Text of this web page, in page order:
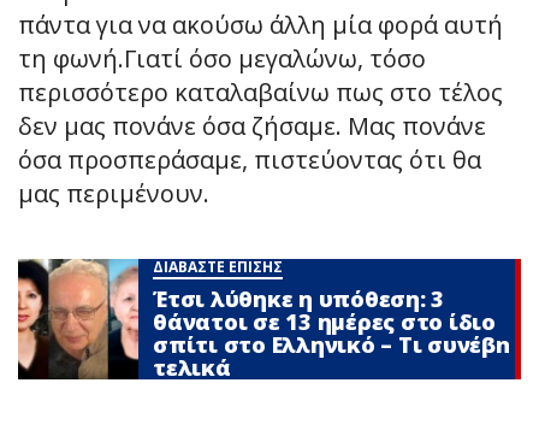
πάντα για να ακούσω άλλη μία φορά αυτή
τη φωνή.Γιατί όσο μεγαλώνω, τόσο
περισσότερο καταλαβαίνω πως στο τέλος
δεν μας πονάνε όσα ζήσαμε. Μας πονάνε
όσα προσπεράσαμε, πιστεύοντας ότι θα
μας περιμένουν.
ΔΙΑΒΑΣΤΕ ΕΠΙΣΗΣ
Έτσι λύθηκε η υπόθεση: 3
θάνατοι σε 13 ημέρες στο ίδιο
σπίτι στο Ελληνικό – Τι συνέβn
τελικά